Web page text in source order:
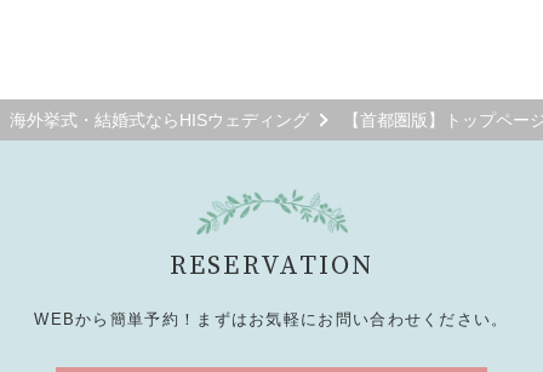
海外挙式・結婚式ならHISウェディング 【首都圏版】トップペー
RESERVATION
WEBから簡単予約！まずはお気軽にお問い合わせください。